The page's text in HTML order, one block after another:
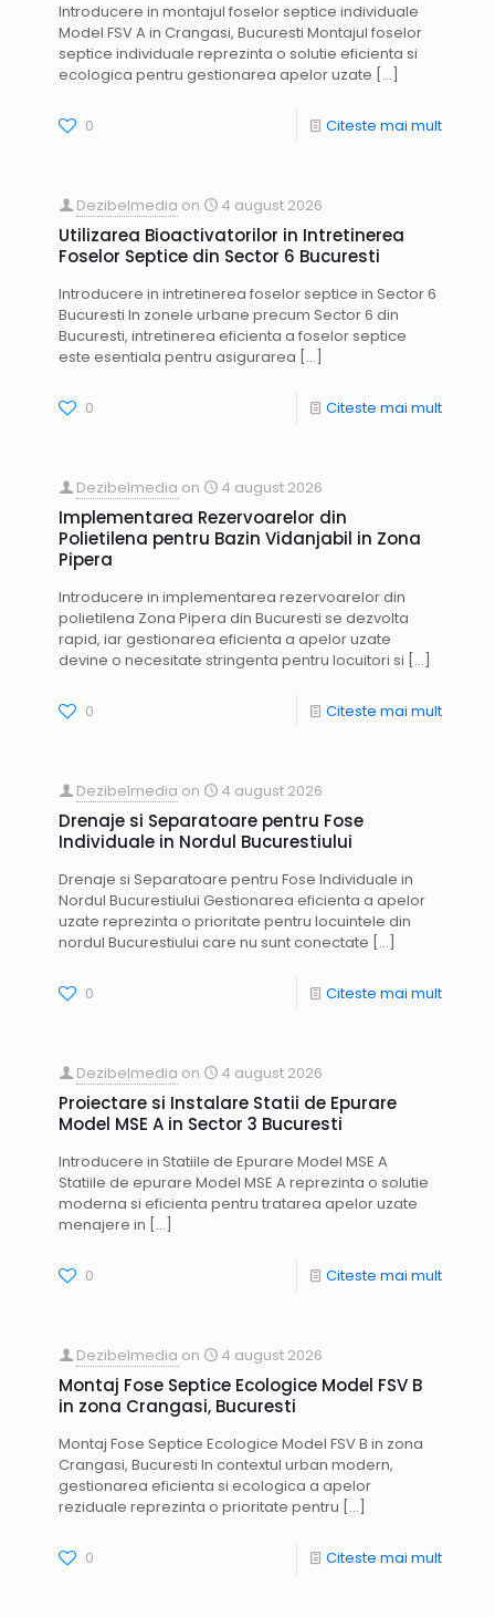
Introducere in montajul foselor septice individuale
Model FSV A in Crangasi, Bucuresti Montajul foselor
septice individuale reprezinta o solutie eficienta si
ecologica pentru gestionarea apelor uzate […]
0 Citeste mai mult
Dezibelmedia on 4 august 2026
Utilizarea Bioactivatorilor in Intretinerea
Foselor Septice din Sector 6 Bucuresti
Introducere in intretinerea foselor septice in Sector 6
Bucuresti In zonele urbane precum Sector 6 din
Bucuresti, intretinerea eficienta a foselor septice
este esentiala pentru asigurarea […]
0 Citeste mai mult
Dezibelmedia on 4 august 2026
Implementarea Rezervoarelor din
Polietilena pentru Bazin Vidanjabil in Zona
Pipera
Introducere in implementarea rezervoarelor din
polietilena Zona Pipera din Bucuresti se dezvolta
rapid, iar gestionarea eficienta a apelor uzate
devine o necesitate stringenta pentru locuitori si […]
0 Citeste mai mult
Dezibelmedia on 4 august 2026
Drenaje si Separatoare pentru Fose
Individuale in Nordul Bucurestiului
Drenaje si Separatoare pentru Fose Individuale in
Nordul Bucurestiului Gestionarea eficienta a apelor
uzate reprezinta o prioritate pentru locuintele din
nordul Bucurestiului care nu sunt conectate […]
0 Citeste mai mult
Dezibelmedia on 4 august 2026
Proiectare si Instalare Statii de Epurare
Model MSE A in Sector 3 Bucuresti
Introducere in Statiile de Epurare Model MSE A
Statiile de epurare Model MSE A reprezinta o solutie
moderna si eficienta pentru tratarea apelor uzate
menajere in […]
0 Citeste mai mult
Dezibelmedia on 4 august 2026
Montaj Fose Septice Ecologice Model FSV B
in zona Crangasi, Bucuresti
Montaj Fose Septice Ecologice Model FSV B in zona
Crangasi, Bucuresti In contextul urban modern,
gestionarea eficienta si ecologica a apelor
reziduale reprezinta o prioritate pentru […]
0 Citeste mai mult